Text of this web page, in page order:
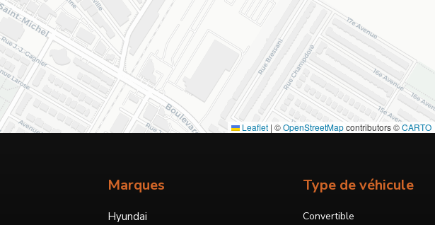
Leaflet | ©OpenStreetMapcontributors ©CARTO
Marques
Hyundai
Type de véhicule
Convertible